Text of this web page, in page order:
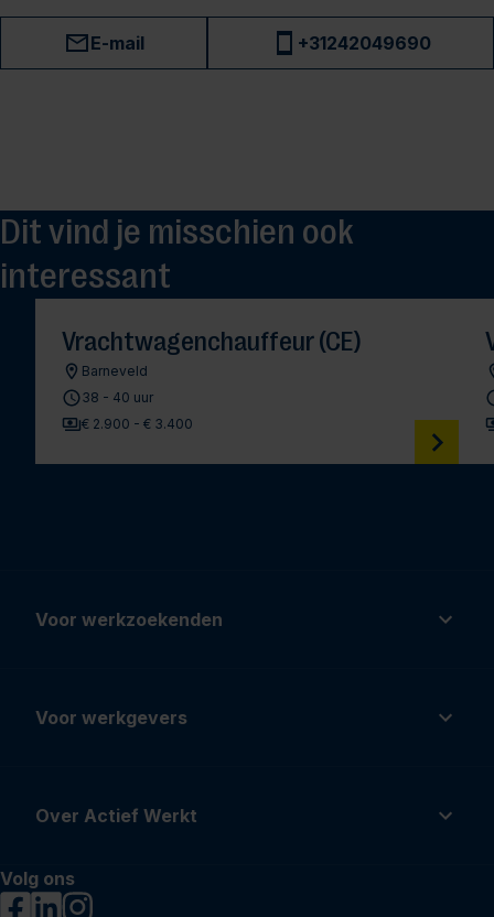
E-mail +31242049690
Dit vind je misschien ook
interessant
Vrachtwagenchauffeur (CE)
Barneveld
38 - 40 uur
€ 2.900 - € 3.400
Voor werkzoekenden
Voor werkgevers
Over Actief Werkt
Volg ons